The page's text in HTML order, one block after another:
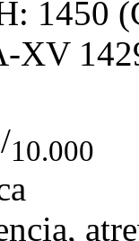
1450
XV
/10.000
,